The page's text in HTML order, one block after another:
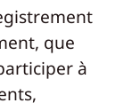
que
à